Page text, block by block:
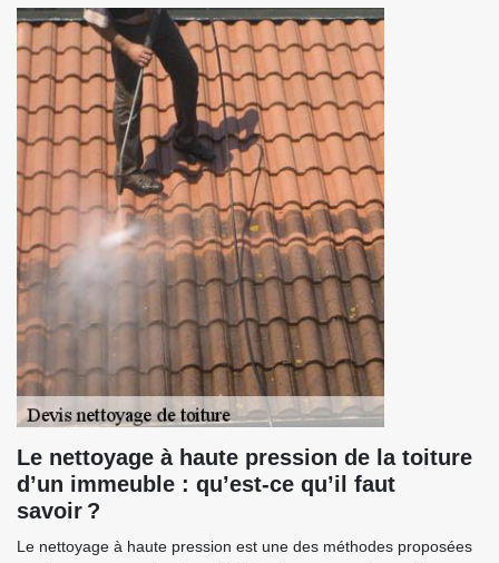
Le nettoyage à haute pression de la toiture
d’un immeuble : qu’est-ce qu’il faut
savoir ?
Le nettoyage à haute pression est une des méthodes proposées